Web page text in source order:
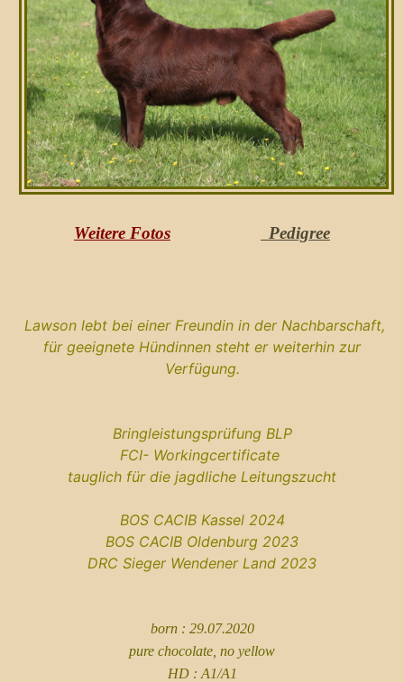
Weitere Fotos Pedigree
Lawson lebt bei einer Freundin in der Nachbarschaft,
für geeignete Hündinnen steht er weiterhin zur
Verfügung.
Bringleistungsprüfung BLP
FCI- Workingcertificate
tauglich für die jagdliche Leitungszucht
BOS CACIB Kassel 2024
BOS CACIB Oldenburg 2023
DRC Sieger Wendener Land 2023
born : 29.07.2020
pure chocolate, no yellow
HD : A1/A1